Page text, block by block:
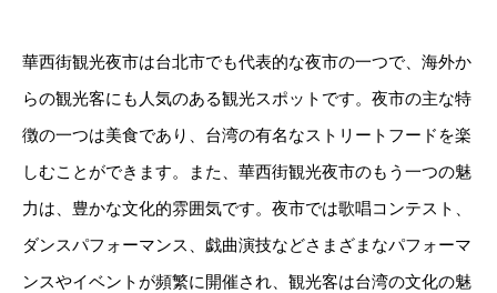
華西街観光夜市は台北市でも代表的な夜市の一つで、海外か
らの観光客にも人気のある観光スポットです。夜市の主な特
徴の一つは美食であり、台湾の有名なストリートフードを楽
しむことができます。また、華西街観光夜市のもう一つの魅
力は、豊かな文化的雰囲気です。夜市では歌唱コンテスト、
ダンスパフォーマンス、戯曲演技などさまざまなパフォーマ
ンスやイベントが頻繁に開催され、観光客は台湾の文化の魅